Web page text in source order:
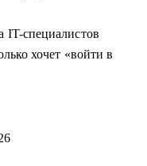
IT-специалистов
хочет «войти в